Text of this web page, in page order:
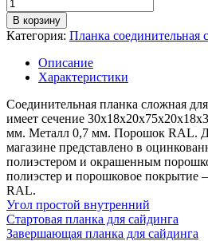
товара
Планка
соединительная
сложная,
длина
толщина
металла
0,7
мм,
покрытие
RAL
(порошок)
В корзину
Категория: Планка соединительная
Описание
Характеристики
Соединительная планка сложная
имеет сечение
мм. Металл 0,7 мм. Порошок RAL.
магазине представлено в
полиэстером и окрашенным
полиэстер и порошковое покрытие
RAL.
Угол простой внутренний
Стартовая планка для сайдинга
Завершающая планка для сайдинга